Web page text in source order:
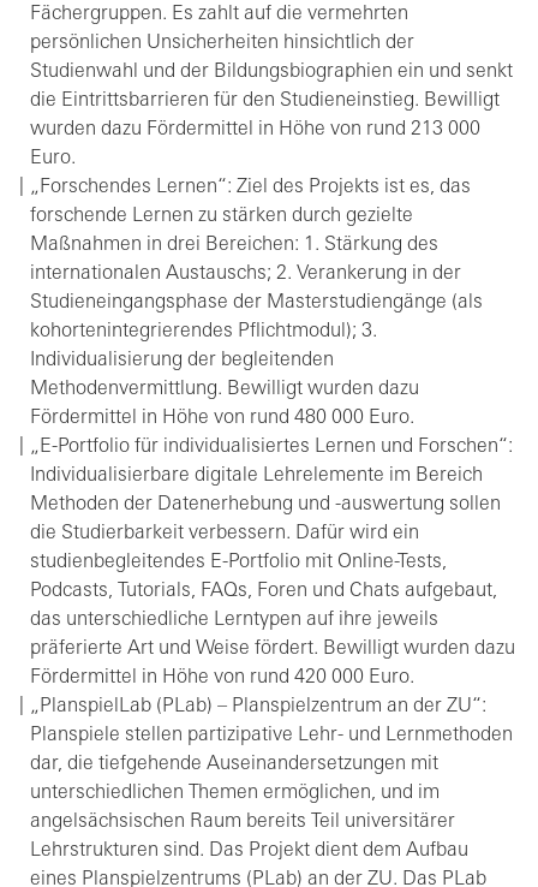
Fächergruppen. Es zahlt auf die vermehrten
persönlichen Unsicherheiten hinsichtlich der
Studienwahl und der Bildungsbiographien ein und senkt
die Eintrittsbarrieren für den Studieneinstieg. Bewilligt
wurden dazu Fördermittel in Höhe von rund 213 000
Euro.
„Forschendes Lernen“: Ziel des Projekts ist es, das
forschende Lernen zu stärken durch gezielte
Maßnahmen in drei Bereichen: 1. Stärkung des
internationalen Austauschs; 2. Verankerung in der
Studieneingangsphase der Masterstudiengänge (als
kohortenintegrierendes Pflichtmodul); 3.
Individualisierung der begleitenden
Methodenvermittlung. Bewilligt wurden dazu
Fördermittel in Höhe von rund 480 000 Euro.
„E-Portfolio für individualisiertes Lernen und Forschen“:
Individualisierbare digitale Lehrelemente im Bereich
Methoden der Datenerhebung und -auswertung sollen
die Studierbarkeit verbessern. Dafür wird ein
studienbegleitendes E-Portfolio mit Online-Tests,
Podcasts, Tutorials, FAQs, Foren und Chats aufgebaut,
das unterschiedliche Lerntypen auf ihre jeweils
präferierte Art und Weise fördert. Bewilligt wurden dazu
Fördermittel in Höhe von rund 420 000 Euro.
„PlanspielLab (PLab) – Planspielzentrum an der ZU“:
Planspiele stellen partizipative Lehr- und Lernmethoden
dar, die tiefgehende Auseinandersetzungen mit
unterschiedlichen Themen ermöglichen, und im
angelsächsischen Raum bereits Teil universitärer
Lehrstrukturen sind. Das Projekt dient dem Aufbau
eines Planspielzentrums (PLab) an der ZU. Das PLab